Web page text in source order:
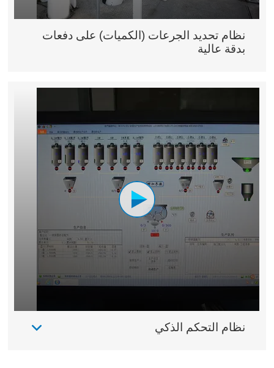
نظام تحديد الجرعات (الكميات) على دفعات
بدقة عالية
نظام التحكم الذكي